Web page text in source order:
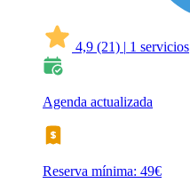
4,9 (21) | 1 servicios
Agenda actualizada
Reserva mínima: 49€